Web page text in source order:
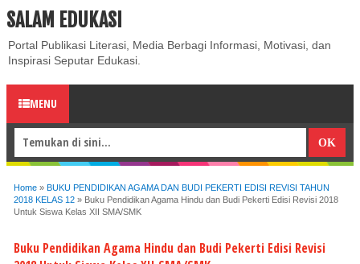
ABOUT CONTACT US
SALAM EDUKASI
Portal Publikasi Literasi, Media Berbagi Informasi, Motivasi, dan
Inspirasi Seputar Edukasi.
MENU
Home » BUKU PENDIDIKAN AGAMA DAN BUDI PEKERTI EDISI REVISI TAHUN
2018 KELAS 12 » Buku Pendidikan Agama Hindu dan Budi Pekerti Edisi Revisi 2018
Untuk Siswa Kelas XII SMA/SMK
Buku Pendidikan Agama Hindu dan Budi Pekerti Edisi Revisi